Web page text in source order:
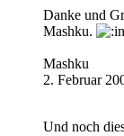
Danke und
Mashku.
Mashku
2. Februar
Und noch